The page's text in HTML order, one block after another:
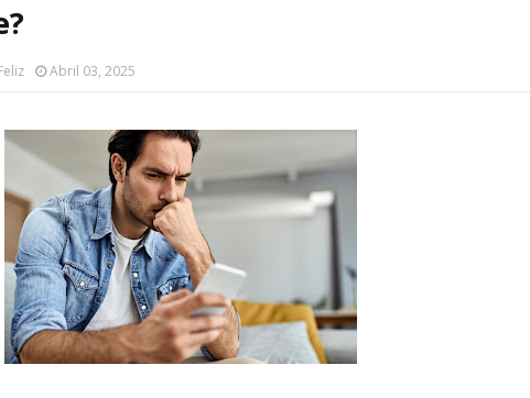
Abril 03, 2025